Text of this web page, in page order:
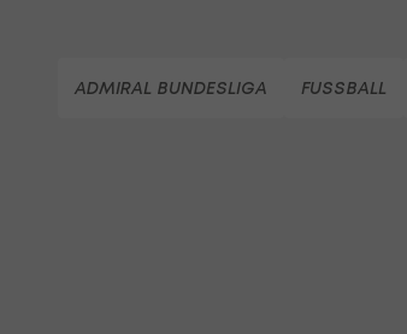
ADMIRAL BUNDESLIGA FUSSBALL